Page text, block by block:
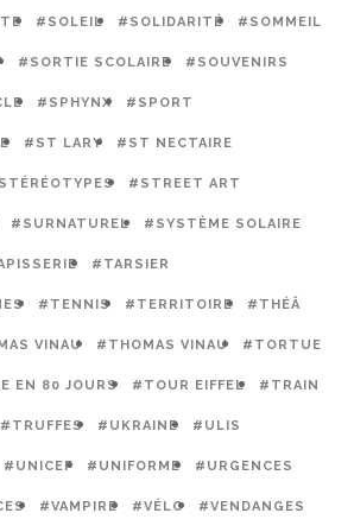
#SOLEIL #SOLIDARITÉ #SOMMEIL
#SORTIE SCOLAIRE #SOUVENIRS
#SPHYNX #SPORT
#ST LARY #ST NECTAIRE
#STREET ART
#SURNATUREL #SYSTÈME SOLAIRE
#TARSIER
#TENNIS #TERRITOIRE #THÉÂ
VINAU #THOMAS VINAU #TORTUE
EN 80 JOURS #TOUR EIFFEL #TRAIN
#TRUFFES #UKRAINE #ULIS
#UNICEF #UNIFORME #URGENCES
#VAMPIRE #VÉLO #VENDANGES